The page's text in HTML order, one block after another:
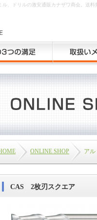
、ドリルの激安通販カナザワ商会。送料
ONLINE SHOP アル
CAS 2枚刃スクエア